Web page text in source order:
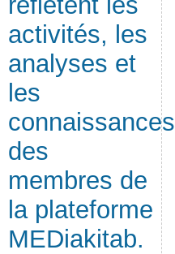
activités, les
analyses et
les
connaissances
des
membres de
la plateforme
MEDiakitab.